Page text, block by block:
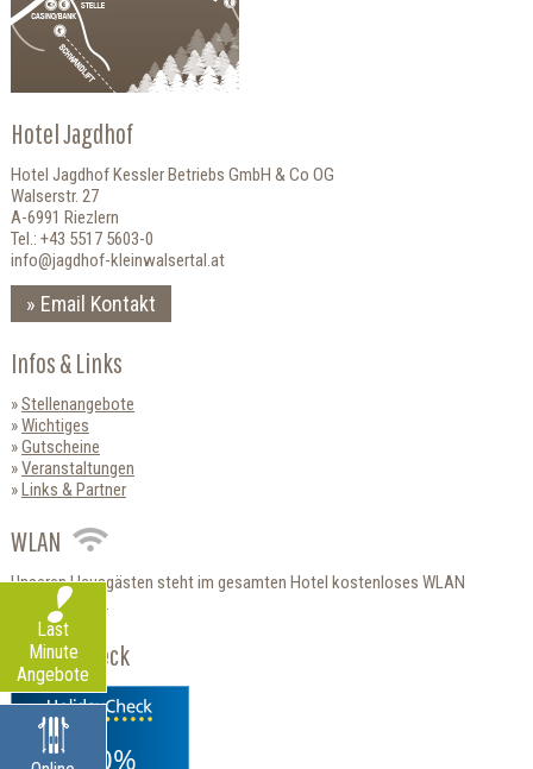
Hotel Jagdhof
Hotel Jagdhof Kessler Betriebs GmbH & Co OG
Walserstr. 27
A-6991 Riezlern
Tel.: +43 5517 5603-0
info@jagdhof-kleinwalsertal.at
Email Kontakt
Infos & Links
Stellenangebote
Wichtiges
Gutscheine
Veranstaltungen
Links & Partner
WLAN
Unseren Hausgästen steht im gesamten Hotel kostenloses WLAN
zur Verfügung.
HolidayCheck
100%
Last
Minute
Angebote